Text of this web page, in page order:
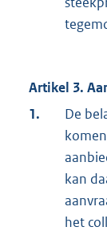
Artikel 3.
1.
De
kan
het